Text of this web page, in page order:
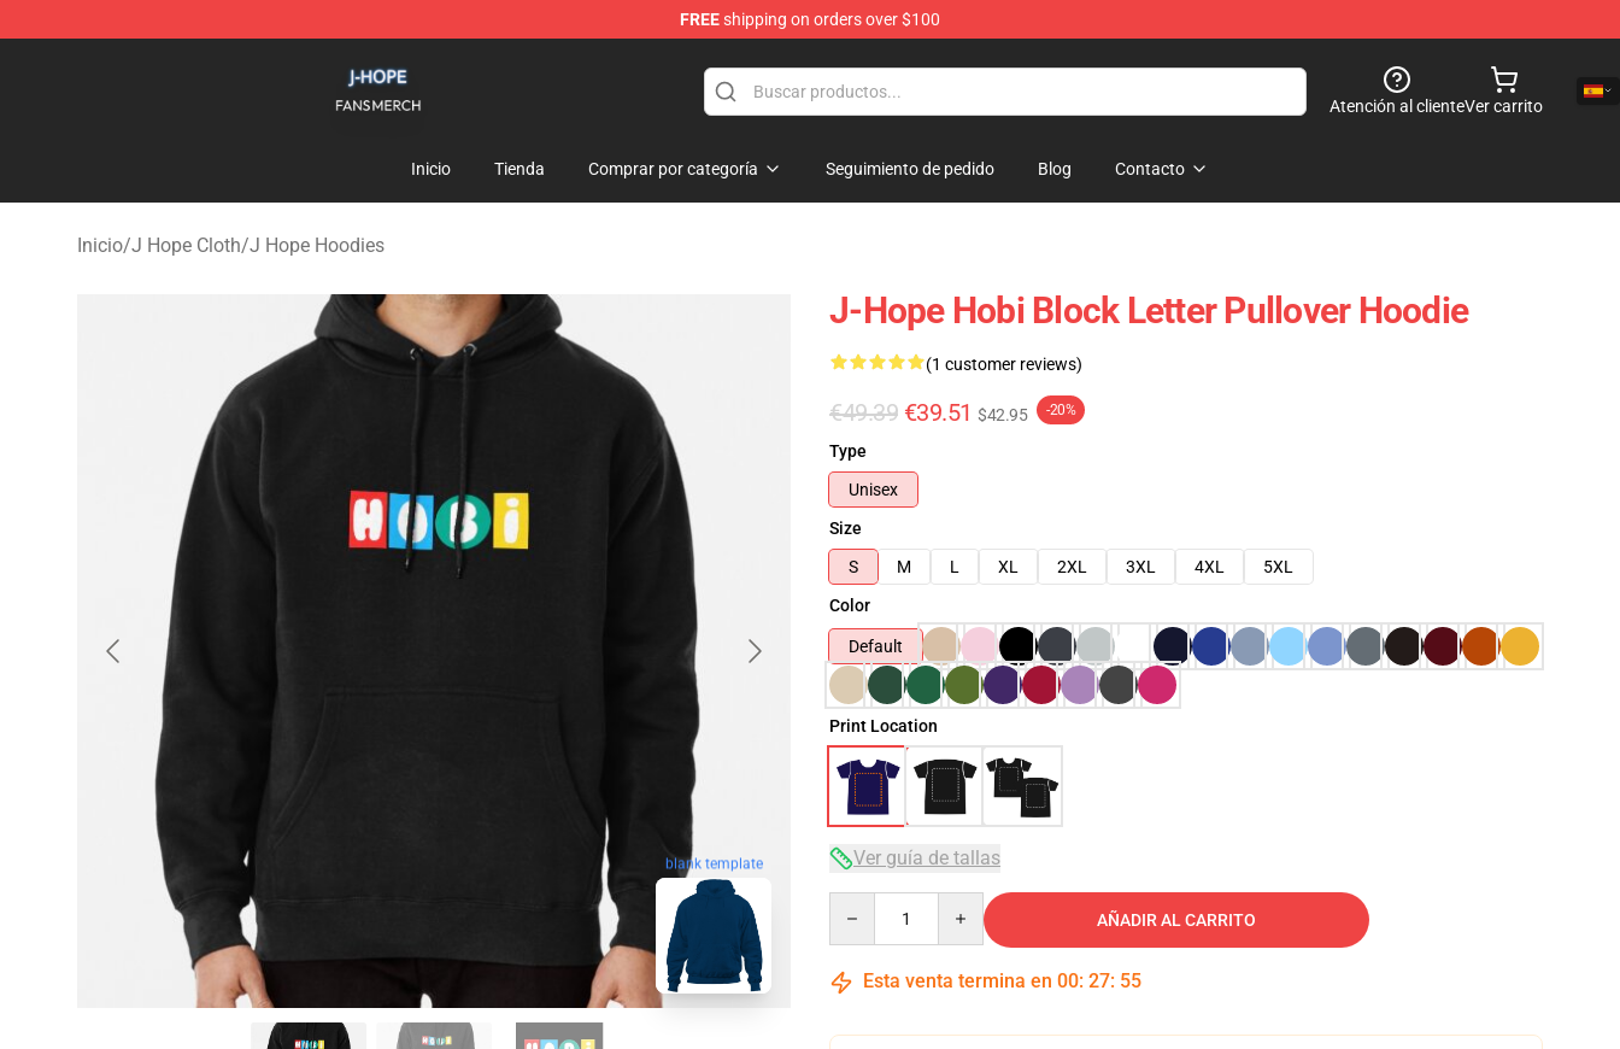
FREEshipping on orders over $100
Atención al clienteVer carrito
Inicio Tienda Comprar por categoría Seguimiento de pedido Blog Contacto
Inicio/J Hope Cloth/J Hope Hoodies
blank template
J-Hope Hobi Block Letter Pullover Hoodie
(1 customer reviews)
€49.39 €39.51 $42.95 -20%
Type
Unisex
Size
S
M L XL 2XL 3XL 4XL
5XL
Color
Default
Print Location
Ver guía de tallas
AÑADIR AL CARRITO
Esta venta termina en 00: 27: 54